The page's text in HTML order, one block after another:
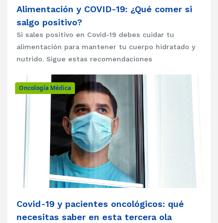
Alimentación y COVID-19: ¿Qué comer si
salgo positivo?
Si sales positivo en Covid-19 debes cuidar tu
alimentación para mantener tu cuerpo hidratado y
nutrido. Sigue estas recomendaciones
Oncología Médica
Covid-19 y pacientes oncológicos: qué
necesitas saber en esta tercera ola